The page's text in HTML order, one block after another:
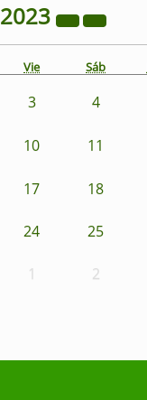
2023
Vie Sáb
3 4
10 11
17 18
24 25
1 2